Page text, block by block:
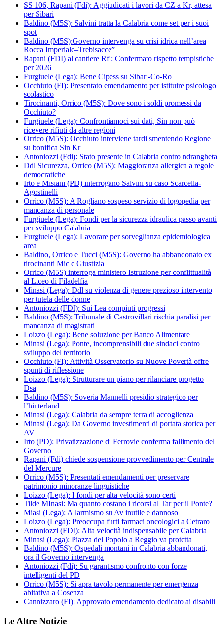
SS 106, Rapani (Fdi): Aggiudicati i lavori da CZ a Kr, attesa
per Sibari
Baldino (M5S): Salvini tratta la Calabria come set per i suoi
spot
Baldino (M5S):Governo intervenga su crisi idrica nell’area
Rocca Imperiale–Trebisacce”
Rapani (FDI) al cantiere Rfi: Confermato rispetto tempistiche
per 2026
Furgiuele (Lega): Bene Cipess su Sibari-Co-Ro
Occhiuto (FI): Presentato emendamento per istituire psicologo
scolastico
Tirocinanti, Orrico (M5S): Dove sono i soldi promessi da
Occhiuto?
Furgiuele (Lega): Confrontiamoci sui dati, Sin non può
ricevere rifiuti da altre regioni
Orrico (M5S): Occhiuto interviene tardi smentendo Regione
su bonifica Sin Kr
Antoniozzi (Fdi): Stato presente in Calabria contro ndrangheta
Ddl Sicurezza, Orrico (M5S): Maggioranza allergica a regole
democratiche
Irto e Misiani (PD) interrogano Salvini su caso Scarcella-
Agostinelli
Orrico (M5S): A Rogliano sospeso servizio di logopedia per
mancanza di personale
Furgiuele (Lega): Fondi per la sicurezza idraulica passo avanti
per sviluppo Calabria
Furgiuele (Lega): Lavorare per sorveglianza epidemiologica
area
Baldino, Orrico e Tucci (M5S): Governo ha abbandonato ex
tirocinanti Mic e Giustizia
Orrico (M5S) interroga ministero Istruzione per conflittualità
al Liceo di Filadelfia
Minasi (Lega): Ddl su violenza di genere prezioso intervento
per tutela delle donne
Antoniozzi (FDI): Sui Lea compiuti progressi
Baldino (M5S): Tribunale di Castrovillari rischia paralisi per
mancanza di magistrati
Loizzo (Lega): Bene soluzione per Banco Alimentare
Minasi (Lega): Ponte, incomprensibili due sindaci contro
sviluppo del territorio
Occhiuto (FI): Attività Osservatorio su Nuove Povertà offre
spunti di riflessione
Loizzo (Lega): Strutturare un piano per rilanciare progetto
Dsa
Baldino (M5S): Soveria Mannelli presidio strategico per
l’hinterland
Minasi (Lega): Calabria da sempre terra di accoglienza
Minasi (Lega): Da Governo investimenti di portata storica per
AV
Irto (PD): Privatizzazione di Ferrovie conferma fallimento del
Governo
Rapani (Fdi) chiede sospensione provvedimento per Centrale
del Mercure
Orrico (M5S): Presentati emendamenti per preservare
patrimonio minoranze linguistiche
Loizzo (Lega): I fondi per alta velocità sono certi
Tilde MInasi: Ma quanto costano i ricorsi al Tar per il Ponte?
Miasi (Lega): Allarmismo su Av inutile e dannoso
Loizzo (Lega): Preoccupa furti farmaci oncologici a Cetraro
Antoniozzi (FDI): Alta velocità indispensabile per Calabria
Minasi (Lega): Piazza del Popolo a Reggio va protetta
Baldino (M5S): Ospedali montani in Calabria abbandonati,
ora il Governo intervenga
Antoniozzi (Fdi): Su garantismo confronto con forze
intelligenti del PD
Orrico (M5S): Si apra tavolo permanente per emergenza
abitativa a Cosenza
Cannizzaro (FI): Approvato emendamento dedicato ai disabili
Le Altre Notizie